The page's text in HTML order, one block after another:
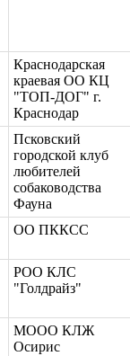
Краснодарская
краевая ОО КЦ
"ТОП-ДОГ" г.
Краснодар
Псковский
городской клуб
любителей
собаководства
Фауна
ОО ПККСС
РОО КЛС
"Голдрайз"
МООО КЛЖ
Осирис